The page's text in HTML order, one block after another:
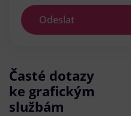
Odeslat
Časté dotazy
ke grafickým
službám